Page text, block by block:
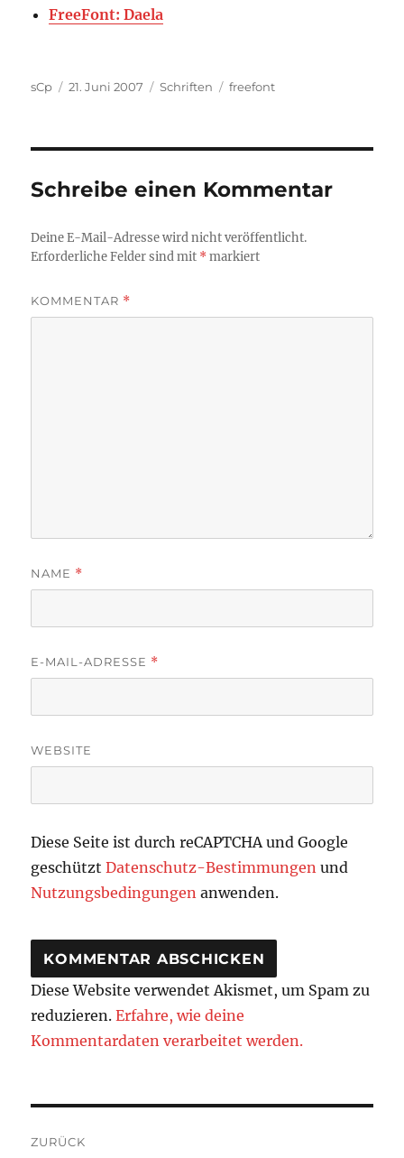
FreeFont: Daela
Autor
sCp
Veröffentlicht
21. Juni 2007 Kategorien
Schriften Schlagwörter
freefont
Schreibe einen Kommentar
Deine E-Mail-Adresse wird nicht veröffentlicht.
Erforderliche Felder sind mit *markiert
KOMMENTAR *
NAME *
E-MAIL-ADRESSE *
WEBSITE
Diese Seite ist durch reCAPTCHA und Google
geschütztDatenschutz-Bestimmungen und
Nutzungsbedingungen anwenden.
Diese Website verwendet Akismet, um Spam zu
reduzieren.Erfahre, wie deine
Kommentardaten verarbeitet werden.
ZURÜCK